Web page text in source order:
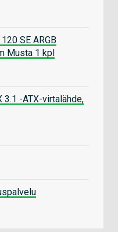
SE ARGB
Musta 1 kpl
3.1 -ATX-virtalähde,